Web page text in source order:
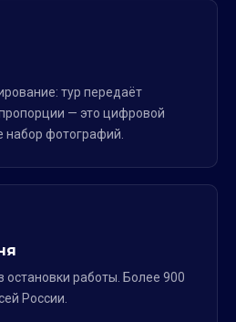
тур передаёт
— это цифровой
набор фотографий.
остановки работы. Более 900
России.